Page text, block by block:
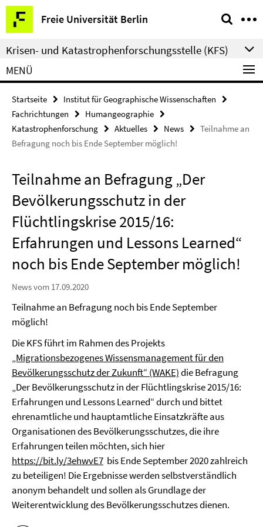
Springe
direkt
zu
Inhalt
Freie Universität Berlin
Service-
Navigation
Krisen- und Katastrophenforschungsstelle (KFS)
MENÜ
Startseite
Institut für Geographische Wissenschaften
Fachrichtungen
Humangeographie
Katastrophenforschung
Aktuelles News
Teilnahme an
Befragung noch bis Ende September möglich!
Teilnahme an Befragung „Der
Bevölkerungsschutz in der
Flüchtlingskrise 2015/16:
Erfahrungen und Lessons Learned“
noch bis Ende September möglich!
News vom 17.09.2020
Teilnahme an Befragung noch bis Ende September
möglich!
Die KFS führt im Rahmen des Projekts
„Migrationsbezogenes Wissensmanagement für den
Bevölkerungsschutz der Zukunft“ (WAKE)die Befragung
„Der Bevölkerungsschutz in der Flüchtlingskrise 2015/16:
Erfahrungen und Lessons Learned“ durch und bittet
ehrenamtliche und hauptamtliche Einsatzkräfte aus
Organisationen des Bevölkerungsschutzes, die ihre
Erfahrungen teilen möchten, sich hier
https://bit.ly/3ehwvE7 bis Ende September 2020 zahlreich
zu beteiligen! Die Ergebnisse werden selbstverständlich
anonym behandelt und sollen als Grundlage der
Weiterentwicklung des Bevölkerungsschutzes dienen.